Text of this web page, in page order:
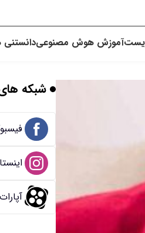
آموزش هوش مصنوعیدانستنی
شبکه
آپارات